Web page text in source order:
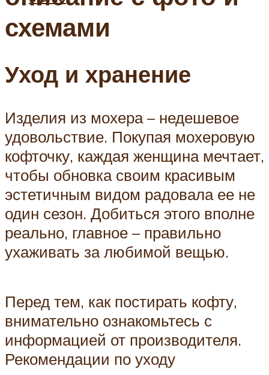
схемами
Уход и хранение
Изделия из мохера – недешевое
удовольствие. Покупая мохеровую
кофточку, каждая женщина мечтает,
чтобы обновка своим красивым
эстетичным видом радовала ее не
один сезон. Добиться этого вполне
реально, главное – правильно
ухаживать за любимой вещью.
Перед тем, как постирать кофту,
внимательно ознакомьтесь с
информацией от производителя.
Рекомендации по уходу